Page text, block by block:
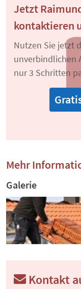
Jetzt
kontaktieren
Nutzen Sie jetzt
unverbindlichen
nur 3 Schritten
Mehr
Galerie
Kontakt